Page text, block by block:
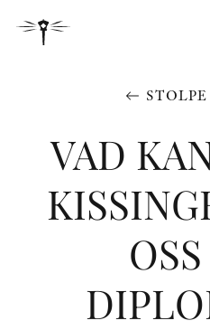
VAD